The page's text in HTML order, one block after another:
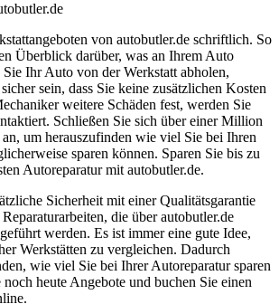
von autobutler.de schriftlich. So
Überblick darüber, was an Ihrem Auto
Ihr Auto von der Werkstatt abholen,
sein, dass Sie keine zusätzlichen Kosten
weitere Schäden fest, werden Sie
Schließen Sie sich über einer Million
um herauszufinden wie viel Sie bei Ihren
sparen können. Sparen Sie bis zu
Autoreparatur mit autobutler.de.
Sicherheit mit einer Qualitätsgarantie
die über autobutler.de
werden. Es ist immer eine gute Idee,
Werkstätten zu vergleichen. Dadurch
wie viel Sie bei Ihrer Autoreparatur sparen
heute Angebote und buchen Sie einen